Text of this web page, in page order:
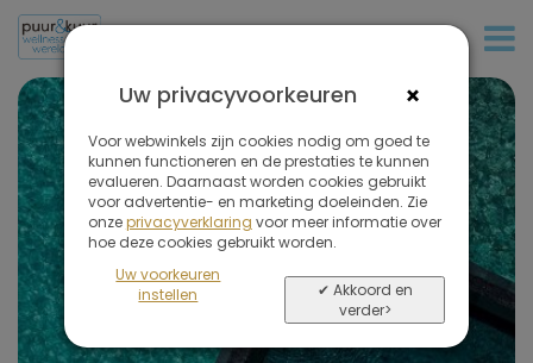
×
Uw privacyvoorkeuren
Voor webwinkels zijn cookies nodig om goed te
kunnen functioneren en de prestaties te kunnen
evalueren. Daarnaast worden cookies gebruikt
voor advertentie- en marketing doeleinden. Zie
onzeprivacyverklaring voor meer informatie over
hoe deze cookies gebruikt worden.
Uw voorkeuren
instellen
✔ Akkoord en
verder>